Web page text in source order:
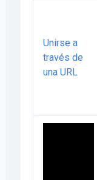
Unirse a
través de
una URL